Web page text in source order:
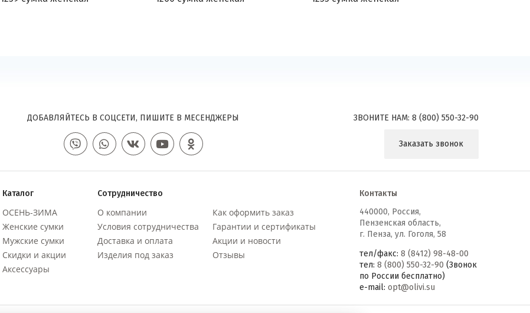
ДОБАВЛЯЙТЕСЬ В СОЦСЕТИ, ПИШИТЕ В МЕСЕНДЖЕРЫ ЗВОНИТЕ НАМ: 8 (800) 550-32-90
Заказать звонок
Контакты
440000, Россия,
Пензенская область,
г. Пенза, ул. Гоголя, 58
тел/факс:8 (8412) 98-48-00
тел:8 (800) 550-32-90 (Звонок
по России бесплатно)
e-mail:opt@olivi.su
Каталог
ОСЕНЬ-ЗИМА
Женские сумки
Мужские сумки
Скидки и акции
Аксессуары
Сотрудничество
О компании
Как оформить заказ
Условия сотрудничества
Гарантии и сертификаты
Доставка и оплата
Акции и новости
Изделия под заказ
Отзывы